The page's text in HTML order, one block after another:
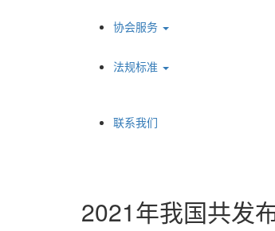
协会服务
法规标准
联系我们
2021年我国共发